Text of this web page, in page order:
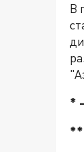
В
*
**